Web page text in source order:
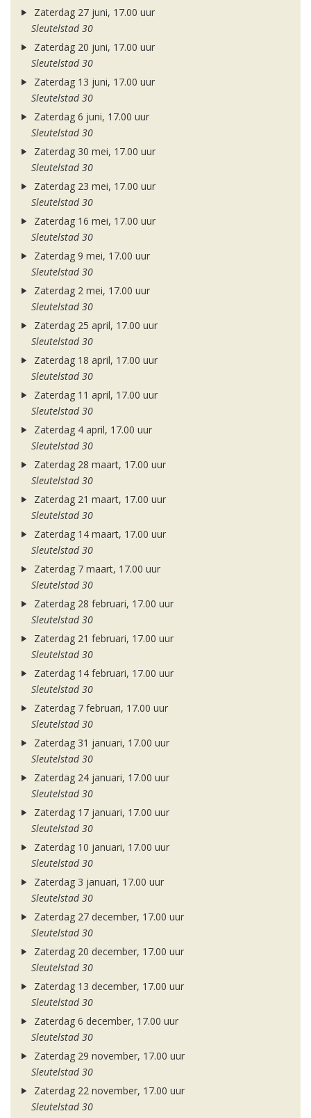
Zaterdag 27 juni, 17.00 uur
Sleutelstad 30
Zaterdag 20 juni, 17.00 uur
Sleutelstad 30
Zaterdag 13 juni, 17.00 uur
Sleutelstad 30
Zaterdag 6 juni, 17.00 uur
Sleutelstad 30
Zaterdag 30 mei, 17.00 uur
Sleutelstad 30
Zaterdag 23 mei, 17.00 uur
Sleutelstad 30
Zaterdag 16 mei, 17.00 uur
Sleutelstad 30
Zaterdag 9 mei, 17.00 uur
Sleutelstad 30
Zaterdag 2 mei, 17.00 uur
Sleutelstad 30
Zaterdag 25 april, 17.00 uur
Sleutelstad 30
Zaterdag 18 april, 17.00 uur
Sleutelstad 30
Zaterdag 11 april, 17.00 uur
Sleutelstad 30
Zaterdag 4 april, 17.00 uur
Sleutelstad 30
Zaterdag 28 maart, 17.00 uur
Sleutelstad 30
Zaterdag 21 maart, 17.00 uur
Sleutelstad 30
Zaterdag 14 maart, 17.00 uur
Sleutelstad 30
Zaterdag 7 maart, 17.00 uur
Sleutelstad 30
Zaterdag 28 februari, 17.00 uur
Sleutelstad 30
Zaterdag 21 februari, 17.00 uur
Sleutelstad 30
Zaterdag 14 februari, 17.00 uur
Sleutelstad 30
Zaterdag 7 februari, 17.00 uur
Sleutelstad 30
Zaterdag 31 januari, 17.00 uur
Sleutelstad 30
Zaterdag 24 januari, 17.00 uur
Sleutelstad 30
Zaterdag 17 januari, 17.00 uur
Sleutelstad 30
Zaterdag 10 januari, 17.00 uur
Sleutelstad 30
Zaterdag 3 januari, 17.00 uur
Sleutelstad 30
Zaterdag 27 december, 17.00 uur
Sleutelstad 30
Zaterdag 20 december, 17.00 uur
Sleutelstad 30
Zaterdag 13 december, 17.00 uur
Sleutelstad 30
Zaterdag 6 december, 17.00 uur
Sleutelstad 30
Zaterdag 29 november, 17.00 uur
Sleutelstad 30
Zaterdag 22 november, 17.00 uur
Sleutelstad 30